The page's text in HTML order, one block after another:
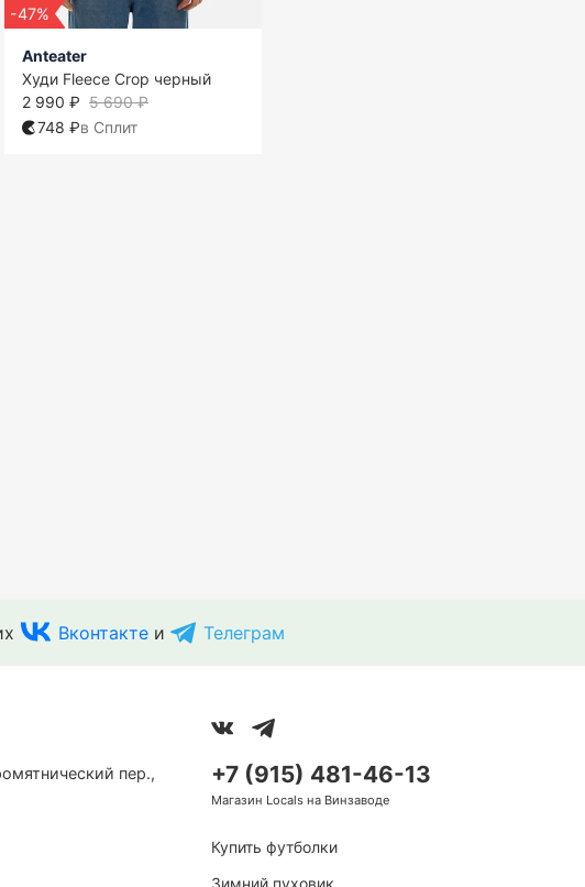
-47%
Anteater
Худи Fleece Crop черный
5 690 ₽
2 990 ₽
748 ₽в Сплит
Вконтакте и Телеграм
пер.,
+7 (915) 481-46-13
Магазин Locals на Винзаводе
Купить футболки
Зимний пуховик